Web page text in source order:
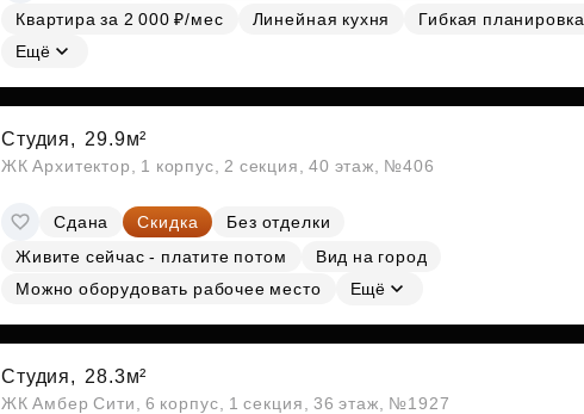
Квартира за 2 000 ₽/мес
Линейная кухня
Гибкая планировка
Ещё
Студия, 29.9м²
ЖК Архитектор, 1 корпус, 2 секция, 40 этаж, №406
Сдана Скидка
Без отделки
Живите сейчас - платите потом
Вид на город
Можно оборудовать рабочее место
Ещё
Студия, 28.3м²
ЖК Амбер Сити, 6 корпус, 1 секция, 36 этаж, №1927